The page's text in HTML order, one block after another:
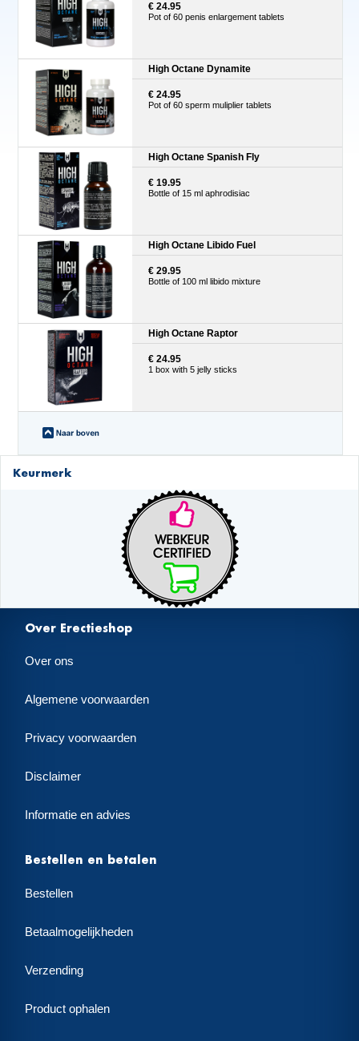
€ 24.95
Pot of 60 penis enlargement tablets
High Octane Dynamite
€ 24.95
Pot of 60 sperm muliplier tablets
High Octane Spanish Fly
€ 19.95
Bottle of 15 ml aphrodisiac
High Octane Libido Fuel
€ 29.95
Bottle of 100 ml libido mixture
High Octane Raptor
€ 24.95
1 box with 5 jelly sticks
Keurmerk
Over Erectieshop
Over ons
Algemene voorwaarden
Privacy voorwaarden
Disclaimer
Informatie en advies
Bestellen en betalen
Bestellen
Betaalmogelijkheden
Verzending
Product ophalen